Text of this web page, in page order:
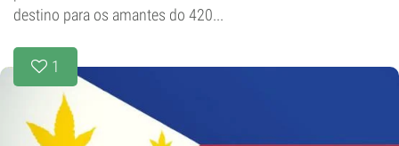
destino para os amantes do 420...
1